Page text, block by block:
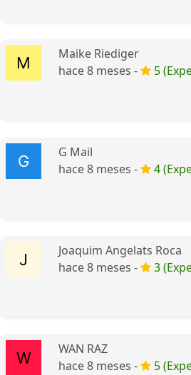
Maike Riediger
hace 8 meses -
5
G Mail
hace 8 meses -
4
Joaquim Angelats Roca
hace 8 meses -
3
WAN RAZ
hace 8 meses -
5